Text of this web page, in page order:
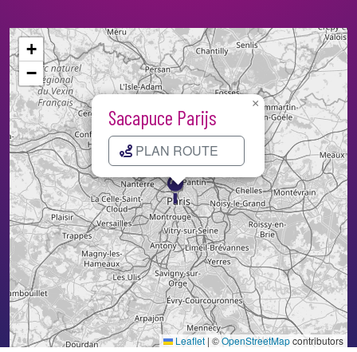
Kaart laden...
Sacapuce Parijs
PLAN ROUTE
×
+
−
Leaflet | ©OpenStreetMapcontributors